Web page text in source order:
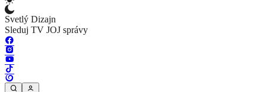
Svetlý Dizajn
Sleduj TV JOJ správy